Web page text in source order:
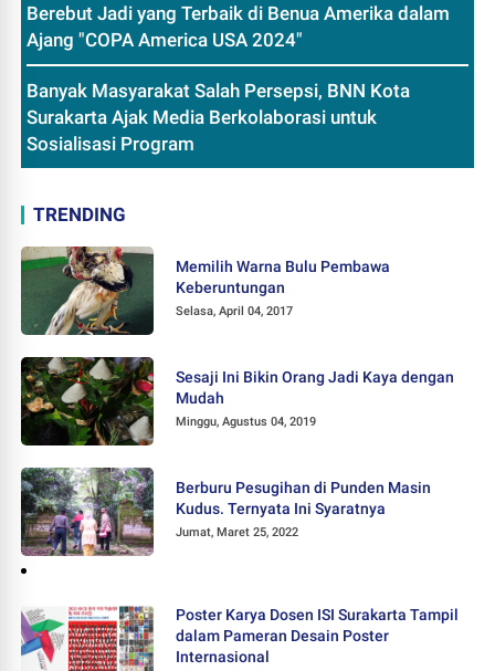
Berebut Jadi yang Terbaik di Benua Amerika dalam
Ajang "COPA America USA 2024"
Banyak Masyarakat Salah Persepsi, BNN Kota
Surakarta Ajak Media Berkolaborasi untuk
Sosialisasi Program
TRENDING
Memilih Warna Bulu Pembawa
Keberuntungan
Selasa, April 04, 2017
Sesaji Ini Bikin Orang Jadi Kaya dengan
Mudah
Minggu, Agustus 04, 2019
Berburu Pesugihan di Punden Masin
Kudus. Ternyata Ini Syaratnya
Jumat, Maret 25, 2022
Poster Karya Dosen ISI Surakarta Tampil
dalam Pameran Desain Poster
Internasional